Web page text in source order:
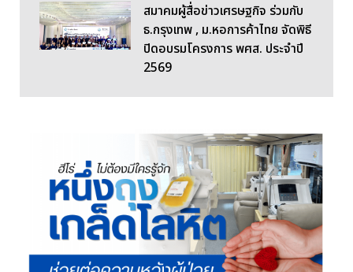
สมาคมผู้สื่อข่าวเศรษฐกิจ ร่วมกับ
ธ.กรุงเทพ , ม.หอการค้าไทย จัดพิธี
ปิดอบรมโครงการ พศส. ประจำปี
2569